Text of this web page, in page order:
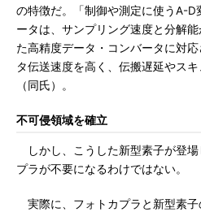
の特徴だ。「制御や測定に使うA-
ータは、サンプリング速度と分解
た高精度データ・コンバータに対
タ伝送速度を高く、伝搬遅延やス
（同氏）。
不可侵領域を確立
しかし、こうした新型素子が登場
プラが不要になるわけではない。
実際に、フォトカプラと新型素